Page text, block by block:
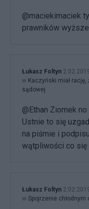
@maciekimaciek
prawników
Łukasz Foltyn
w Kaczyński miał rację,
sądowej
@Ethan Ziomek
Ustnie to się
na piśmie i
wątpliwości co się
Łukasz Foltyn
w Spojrzenie chłodnym